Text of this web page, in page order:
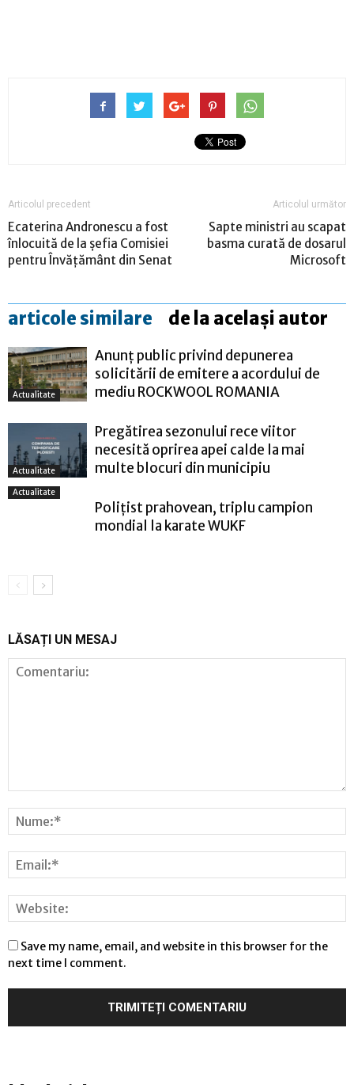
Articolul precedent
Ecaterina Andronescu a fost
înlocuită de la şefia Comisiei
pentru Învăţământ din Senat
Articolul următor
Sapte ministri au scapat
basma curată de dosarul
Microsoft
articole similare de la același autor
Actualitate
Anunț public privind depunerea
solicitării de emitere a acordului de
mediu ROCKWOOL ROMANIA
Actualitate
Pregătirea sezonului rece viitor
necesită oprirea apei calde la mai
multe blocuri din municipiu
Actualitate
Polițist prahovean, triplu campion
mondial la karate WUKF
LĂSAȚI UN MESAJ
Save my name, email, and website in this browser for the
next time I comment.